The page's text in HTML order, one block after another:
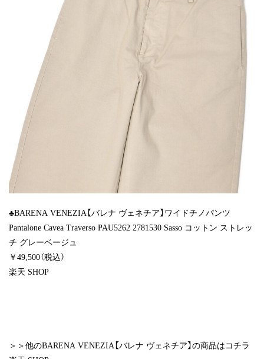
♣BARENA VENEZIA【バレナ ヴェネチア】ワイドチノパンツ
Pantalone Cavea Traverso PAU5262 2781530 Sasso コットン ストレッ
チ グレーベージュ
￥49,500（税込）
楽天 SHOP
＞＞他のBARENA VENEZIA【バレナ ヴェネチア】の商品はコチラ